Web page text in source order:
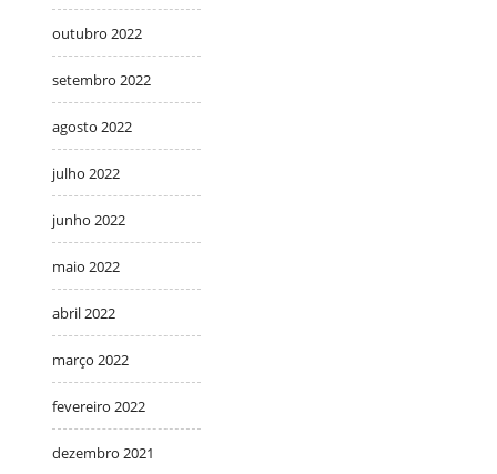
outubro 2022
setembro 2022
agosto 2022
julho 2022
junho 2022
maio 2022
abril 2022
março 2022
fevereiro 2022
dezembro 2021